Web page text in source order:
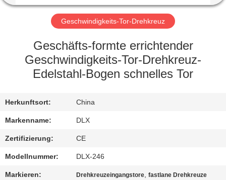
FABRIK-
AUSFLUG
QUALITÄTSKONTROLLE
SIE
MIT
UNS
IN
VERBINDUNG
Geschwindigkeits-Tor-Drehkreuz
Geschäfts-formte errichtender
Geschwindigkeits-Tor-Drehkreuz-
Edelstahl-Bogen schnelles Tor
Herkunftsort: China
Markenname: DLX
Zertifizierung: CE
Modellnummer: DLX-246
Markieren: Drehkreuzeingangstore,fastlane Drehkreuze